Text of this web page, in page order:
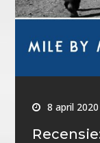
8 april 2020